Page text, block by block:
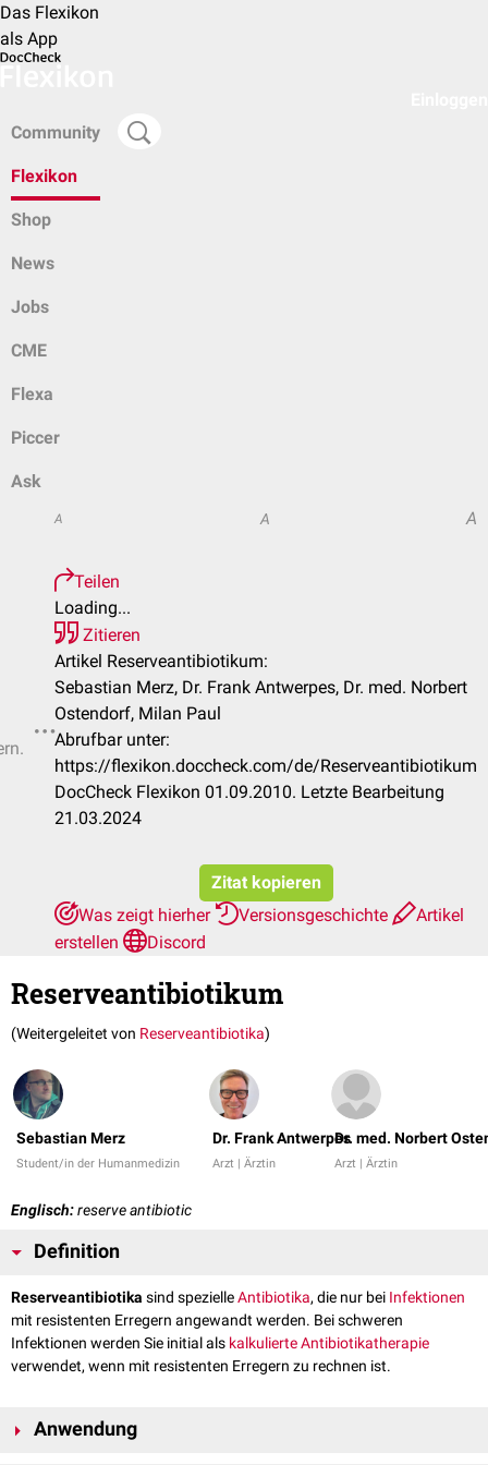
Das Flexikon
als App
Community
Flexikon
Shop
News
Jobs
CME
Flexa
Piccer
Ask
A A A
Teilen
Loading...
Zitieren
Artikel Reserveantibiotikum:
Sebastian Merz, Dr. Frank Antwerpes, Dr. med. Norbert
Ostendorf, Milan Paul
Abrufbar unter:
https://flexikon.doccheck.com/de/Reserveantibiotikum
DocCheck Flexikon 01.09.2010. Letzte Bearbeitung
21.03.2024
Zitat kopieren
Was zeigt hierher
Versionsgeschichte
Artikel
erstellen
Discord
Reserveantibiotikum
(Weitergeleitet von Reserveantibiotika)
Sebastian Merz
Student/in der Humanmedizin
Dr. Frank Antwerpes
Arzt | Ärztin
Dr. med. Norbert
Arzt | Ärztin
Englisch:reserve antibiotic
Definition
Reserveantibiotika sind spezielleAntibiotika, die nur bei Infektionen
mit resistenten Erregern angewandt werden. Bei schweren
Infektionen werden Sie initial als kalkulierte Antibiotikatherapie
verwendet, wenn mit resistenten Erregern zu rechnen ist.
Anwendung